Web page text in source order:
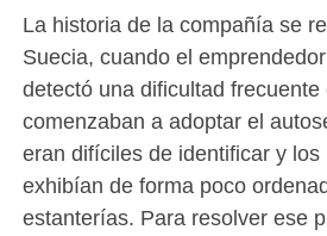
La historia de la compañía se
Suecia, cuando el
detectó una dificultad
comenzaban a adoptar el
eran difíciles de identificar y los
exhibían de forma poco
estanterías. Para resolver ese